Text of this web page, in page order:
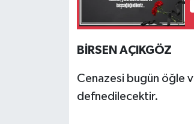
BİRSEN AÇIKGÖZ
Cenazesi bugün öğle
defnedilecektir.